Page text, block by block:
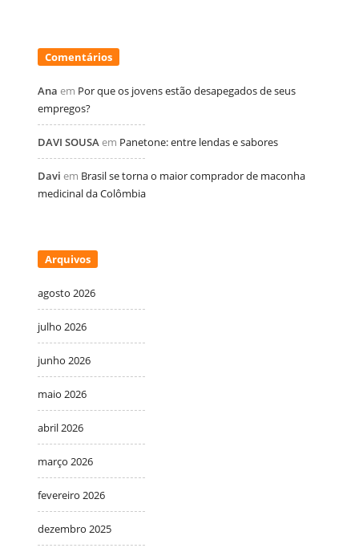
Comentários
Ana em Por que os jovens estão desapegados de seus
empregos?
DAVI SOUSAem Panetone: entre lendas e sabores
Davi em Brasil se torna o maior comprador de maconha
medicinal da Colômbia
Arquivos
agosto 2026
julho 2026
junho 2026
maio 2026
abril 2026
março 2026
fevereiro 2026
dezembro 2025